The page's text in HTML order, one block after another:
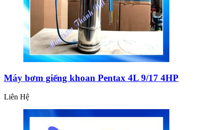
Máy bơm giếng khoan Pentax 4L 9/17 4HP
Liên Hệ